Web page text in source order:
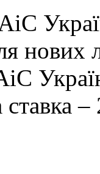
нових
–